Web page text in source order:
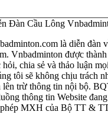
Đàn Cầu Lông
là diễn đàn
Vnbadminton được
chia sẻ và thảo luận
tôi sẽ không chịu trách
lên trừ thông tin nội bộ.
thông tin Website
MXH của Bộ TT &